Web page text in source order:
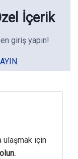
İçerik
giriş yapın!
ulaşmak için